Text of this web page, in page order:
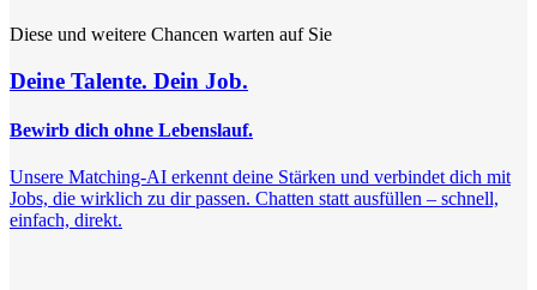
Diese und weitere Chancen warten auf Sie
Deine Talente. Dein Job.
Bewirb dich ohne Lebenslauf.
Unsere Matching-AI erkennt deine Stärken und verbindet dich mit
Jobs, die wirklich zu dir passen. Chatten statt ausfüllen – schnell,
einfach, direkt.